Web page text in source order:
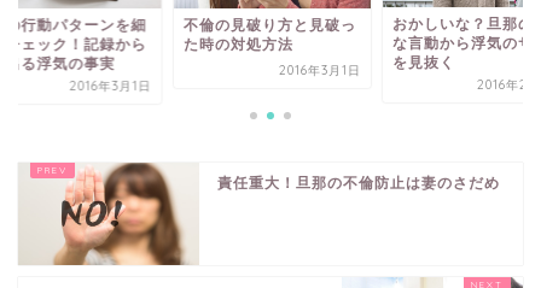
の見破り方と見破っ
の対処方法
2016年3月1日
おかしいな？旦那の不審
な言動から浮気のサイン
旦那の行動パターン
かくチェック！記録
浮き出る浮気の事実
2016年3
責任重大！旦那の不倫防止は妻のさだめ